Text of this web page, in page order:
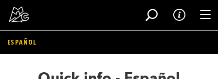
Salta
ESPAÑOL